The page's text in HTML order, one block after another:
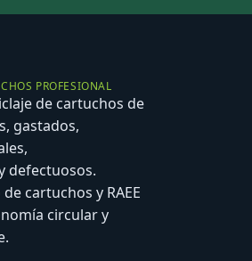
PROFESIONAL
de cartuchos de
gastados,
defectuosos.
cartuchos y RAEE
circular y